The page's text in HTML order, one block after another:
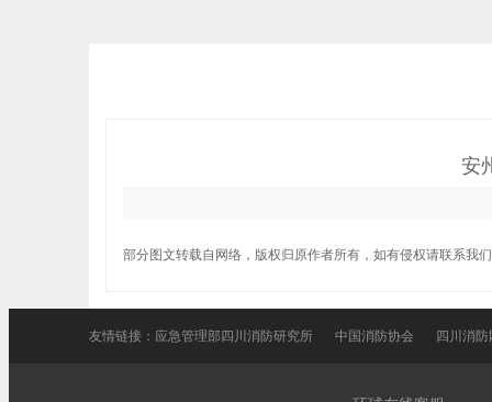
安
部分图文转载自网络，版权归原作者所有，如有侵权请联系我
友情链接： 应急管理部四川消防研究所 中国消防协会 四川消防